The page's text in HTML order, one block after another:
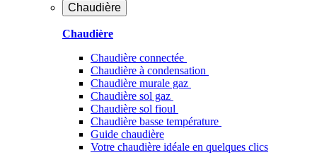
Chaudière
Chaudière
Chaudière connectée
Chaudière à condensation
Chaudière murale gaz
Chaudière sol gaz
Chaudière sol fioul
Chaudière basse température
Guide chaudière
Votre chaudière idéale en quelques clics